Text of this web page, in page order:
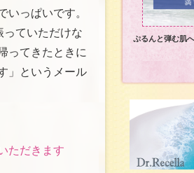
っぱいです。
っていただけな
ってきたときに
」というメール
ただきます
ぷるんと弾む肌